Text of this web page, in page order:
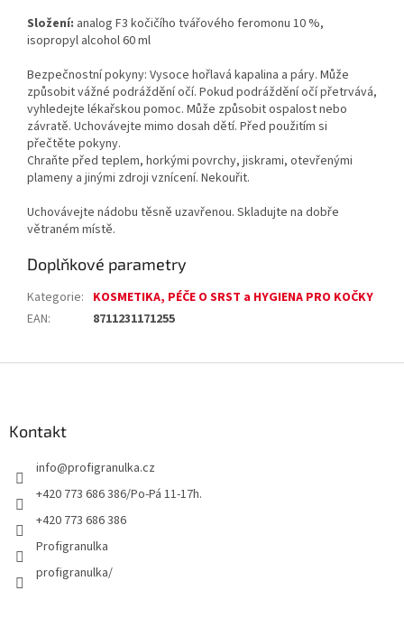
Složení: analog F3 kočičího tvářového feromonu 10 %,
isopropyl alcohol 60 ml
Bezpečnostní pokyny: Vysoce hořlavá kapalina a páry. Může
způsobit vážné podráždění očí. Pokud podráždění očí přetrvává,
vyhledejte lékařskou pomoc. Může způsobit ospalost nebo
závratě. Uchovávejte mimo dosah dětí. Před použitím si
přečtěte pokyny.
Chraňte před teplem, horkými povrchy, jiskrami, otevřenými
plameny a jinými zdroji vznícení. Nekouřit.
Uchovávejte nádobu těsně uzavřenou. Skladujte na dobře
větraném místě.
Doplňkové parametry
Kategorie: KOSMETIKA, PÉČE O SRST a HYGIENA PRO KOČKY
EAN: 8711231171255
Kontakt
info@profigranulka.cz
+420 773 686 386/Po-Pá 11-17h.
+420 773 686 386
Profigranulka
profigranulka/